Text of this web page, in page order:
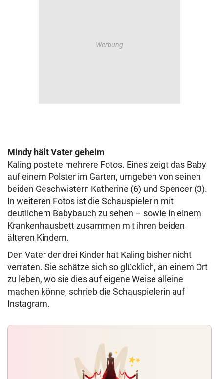
Mindy hält Vater geheim
Kaling postete mehrere Fotos. Eines zeigt das Baby
auf einem Polster im Garten, umgeben von seinen
beiden Geschwistern Katherine (6) und Spencer (3).
In weiteren Fotos ist die Schauspielerin mit
deutlichem Babybauch zu sehen – sowie in einem
Krankenhausbett zusammen mit ihren beiden
älteren Kindern.
Den Vater der drei Kinder hat Kaling bisher nicht
verraten. Sie schätze sich so glücklich, an einem Ort
zu leben, wo sie dies auf eigene Weise alleine
machen könne, schrieb die Schauspielerin auf
Instagram.